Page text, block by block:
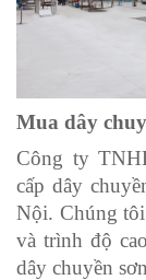
Mua dây
Công ty
cấp dây
Nội. Chúng
và trình độ
dây chuyền